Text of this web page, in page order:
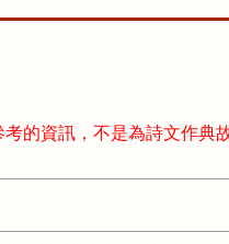
的資訊，不是為詩文作典